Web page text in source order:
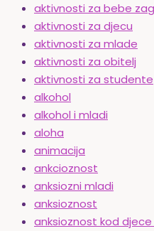
aktivnosti za bebe
aktivnosti za djecu
aktivnosti za mlade
aktivnosti za obitelj
aktivnosti za studente
alkohol
alkohol i mladi
aloha
animacija
ankcioznost
anksiozni mladi
anksioznost
anksioznost kod djece